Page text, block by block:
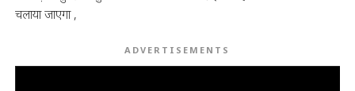
चलाया जाएगा ,
ADVERTISEMENTS